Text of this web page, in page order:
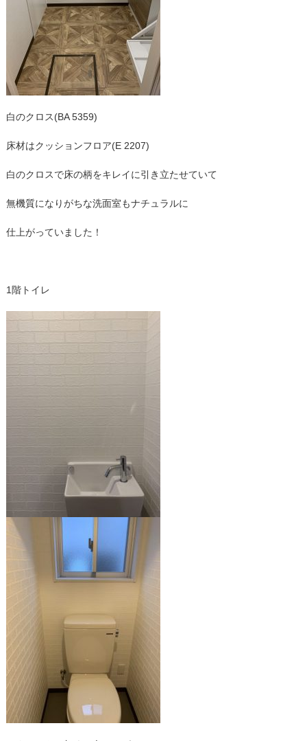
白のクロス(BA 5359)
床材はクッションフロア(E 2207)
白のクロスで床の柄をキレイに引き立たせていて
無機質になりがちな洗面室もナチュラルに
仕上がっていました！
1階トイレ